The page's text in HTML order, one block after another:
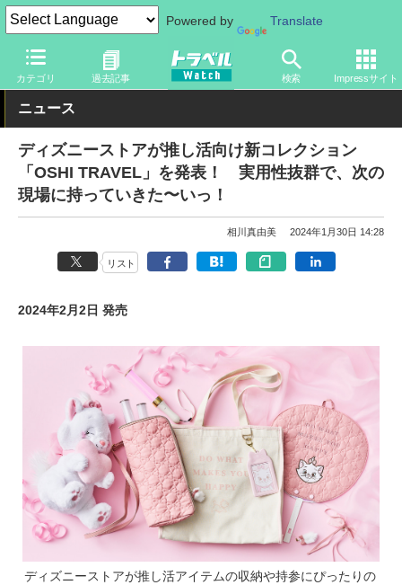
Powered by Translate
カテゴリ 過去記事 検索 Impressサイト
トラベル Watch 旅の情報 観光地 ディズニーリゾート
ニュース
ディズニーストアが推し活向け新コレクション
「OSHI TRAVEL」を発表！ 実用性抜群で、次の
現場に持っていきた〜いっ！
相川真由美 2024年1月30日 14:28
リスト
2024年2月2日 発売
ディズニーストアが推し活アイテムの収納や持参にぴったりの